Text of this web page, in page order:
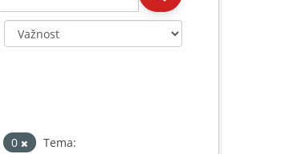
0
Tema: